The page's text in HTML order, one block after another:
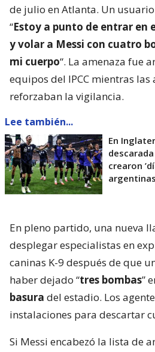
de julio en Atlanta. Un
“Estoy a punto de entrar en
y volar a Messi con cuatro
mi cuerpo“. La amenaza fue
equipos del IPCC mientras
reforzaban la vigilancia.
Lee también...
En
crearon
En pleno partido, una nueva
desplegar especialistas en
caninas K-9 después de que
haber dejado “tres bombas”
basura del estadio. Los
instalaciones para descartar
Si Messi encabezó la lista de